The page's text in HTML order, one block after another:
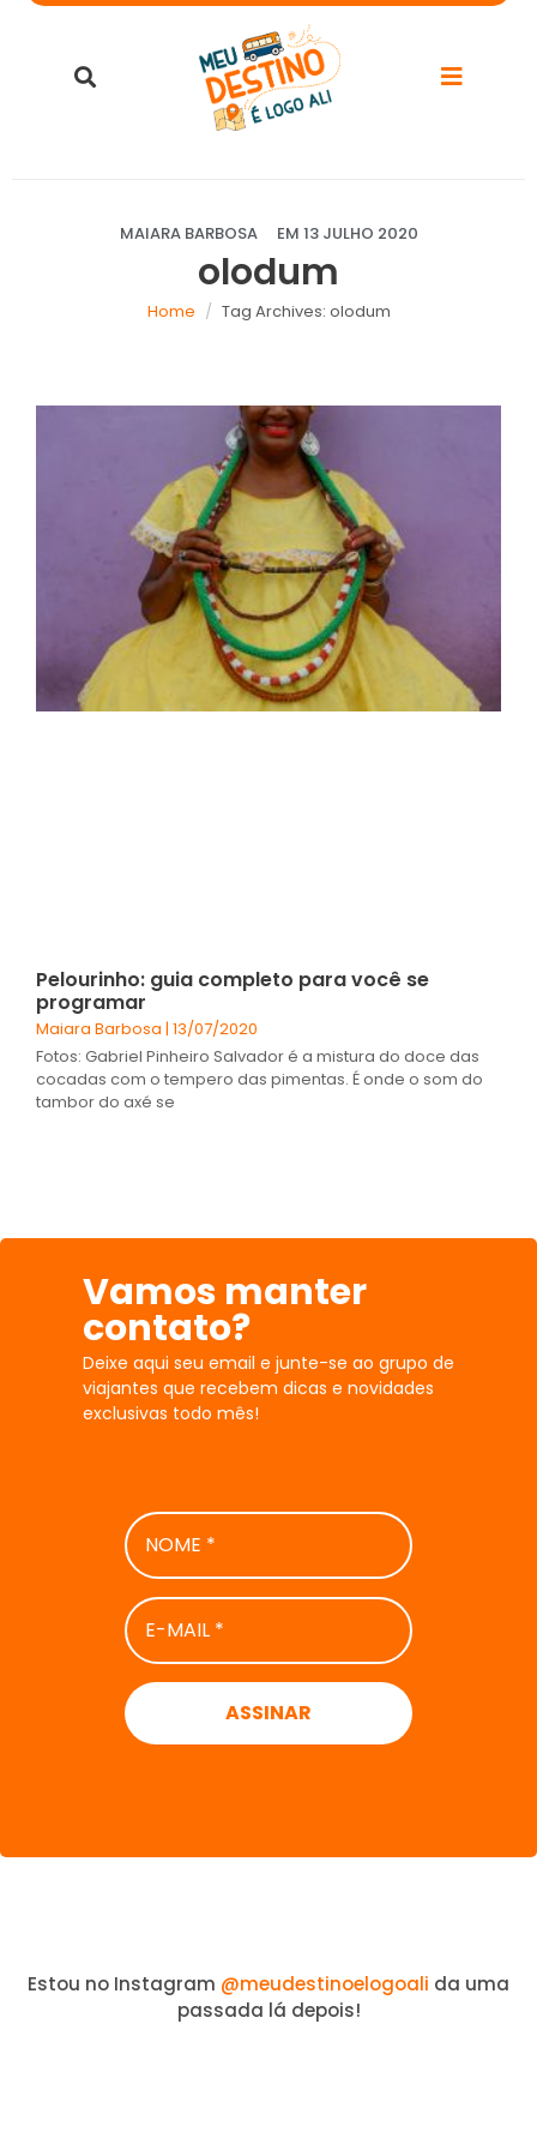
MAIARA BARBOSA EM 13 JULHO 2020
olodum
Home Tag Archives: olodum
Pelourinho: guia completo para você se
programar
Maiara Barbosa 13/07/2020
Fotos: Gabriel Pinheiro Salvador é a mistura do doce das
cocadas com o tempero das pimentas. É onde o som do
tambor do axé se
Vamos manter
contato?
Deixe aqui seu email e junte-se ao grupo de
viajantes que recebem dicas e novidades
exclusivas todo mês!
NOME
*
E-
MAIL
*
Estou no Instagram @meudestinoelogoali da uma
passada lá depois!